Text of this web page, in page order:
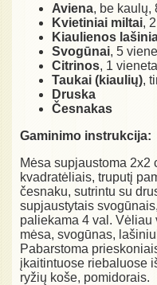
Aviena, be kaulų,
Kvietiniai miltai,
Kiaulienos
Svogūnai, 5
Citrinos, 1
Taukai (kiaulių),
Druska
Česnakas
Gaminimo instrukcija:
Mėsa supjaustoma 2x2
kvadratėliais, truputį
česnaku, sutrintu su
supjaustytais
paliekama 4 val.
mėsa, svogūnas,
Pabarstoma
įkaitintuose riebaluose
ryžių koše, pomidorais.